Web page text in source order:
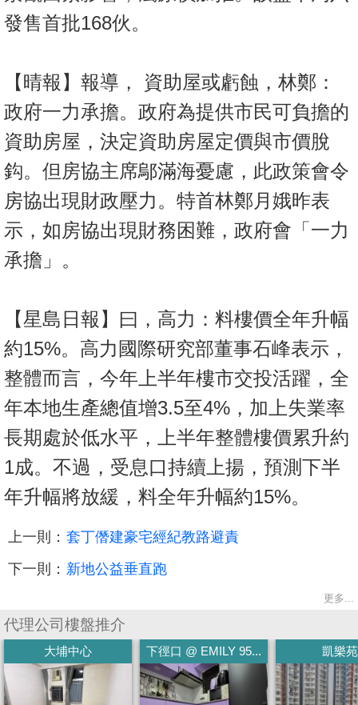
發售首批168伙。
【晴報】報導， 資助屋或虧蝕，林鄭：
政府一力承擔。政府為提供市民可負擔的
資助房屋，決定資助房屋定價與市價脫
鈎。但房協主席鄔滿海憂慮，此政策會令
房協出現財政壓力。特首林鄭月娥昨表
示，如房協出現財務困難，政府會「一力
承擔」。
【星島日報】曰，高力：料樓價全年升幅
約15%。高力國際研究部董事石峰表示，
整體而言，今年上半年樓市交投活躍，全
年本地生產總值增3.5至4%，加上失業率
長期處於低水平，上半年整體樓價累升約
1成。不過，受息口持續上揚，預測下半
年升幅將放緩，料全年升幅約15%。
上一則： 套丁僭建豪宅經紀教路避責
下一則： 新地公益垂直跑
更多...
代理公司樓盤推介
大埔中心 下徑口 @ EMILY 95... 凱樂苑